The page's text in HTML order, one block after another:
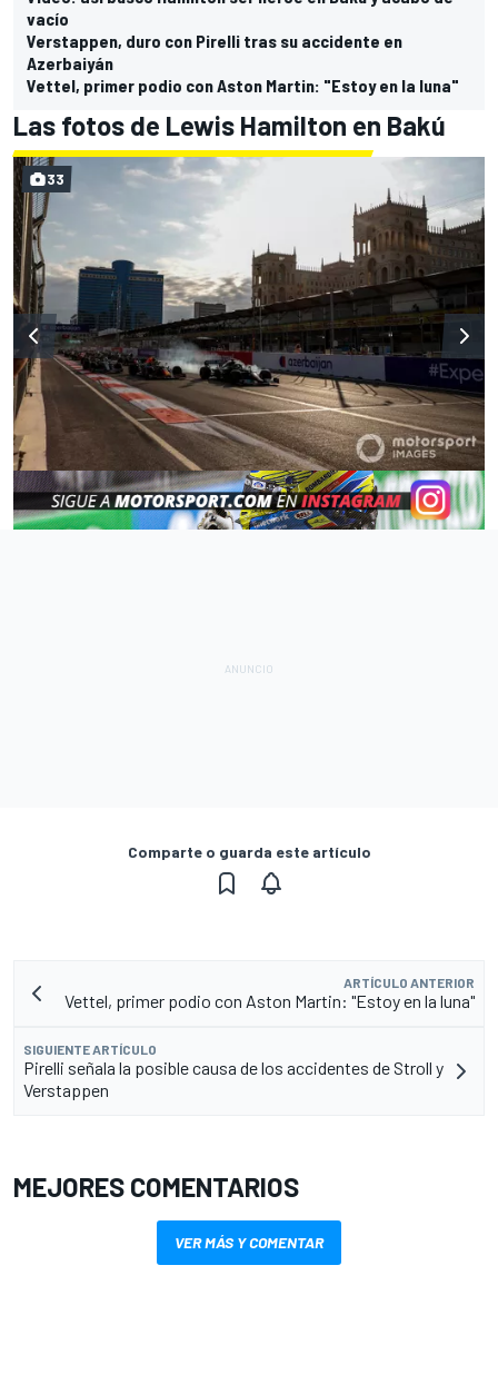
vacío
Verstappen, duro con Pirelli tras su accidente en
Azerbaiyán
Vettel, primer podio con Aston Martin: "Estoy en la luna"
Las fotos de Lewis Hamilton en Bakú
33
Comparte o guarda este artículo
ARTÍCULO ANTERIOR
Vettel, primer podio con Aston Martin: "Estoy en la luna"
SIGUIENTE ARTÍCULO
Pirelli señala la posible causa de los accidentes de Stroll y
Verstappen
MEJORES COMENTARIOS
VER MÁS Y COMENTAR